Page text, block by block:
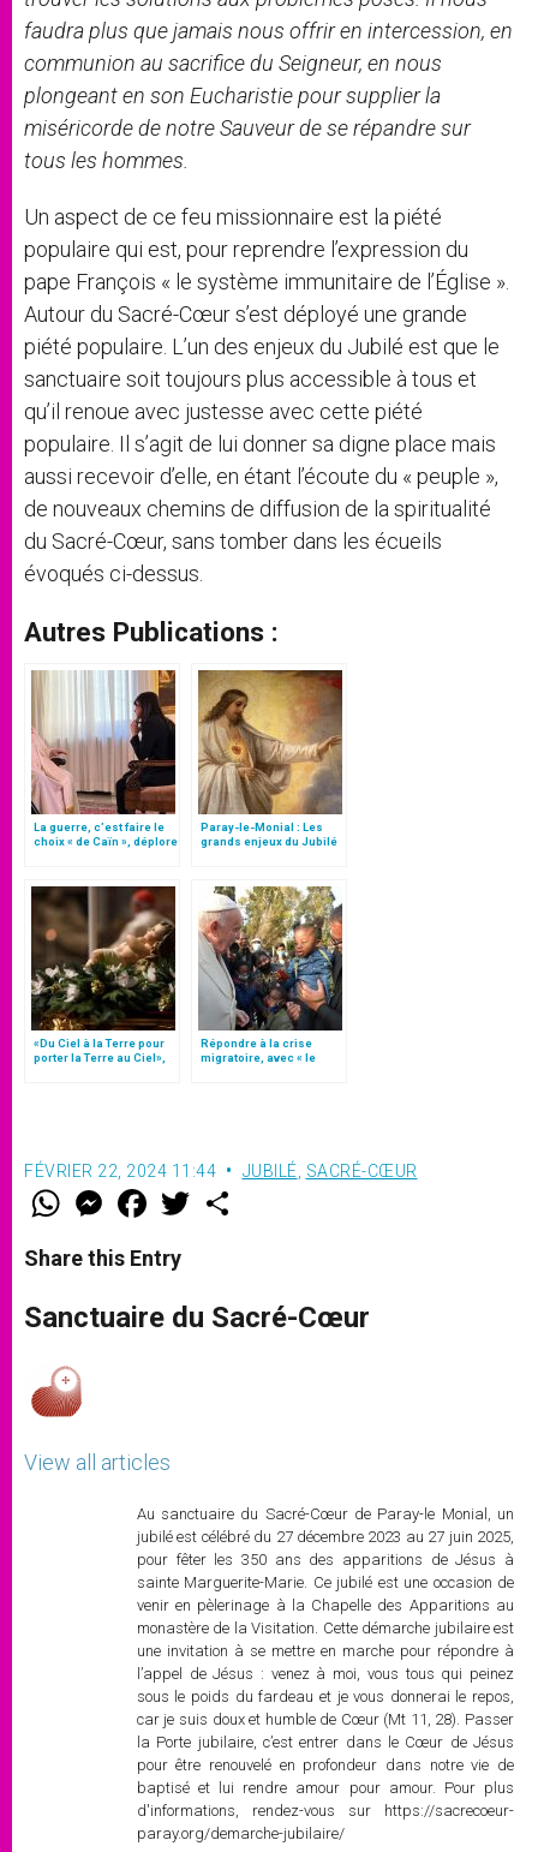
faudra plus que jamais nous offrir en intercession, en
communion au sacrifice du Seigneur, en nous
plongeant en son Eucharistie pour supplier la
miséricorde de notre Sauveur de se répandre sur
tous les hommes.
Un aspect de ce feu missionnaire est la piété
populaire qui est, pour reprendre l’expression du
pape François « le système immunitaire de l’Église ».
Autour du Sacré-Cœur s’est déployé une grande
piété populaire. L’un des enjeux du Jubilé est que le
sanctuaire soit toujours plus accessible à tous et
qu’il renoue avec justesse avec cette piété
populaire. Il s’agit de lui donner sa digne place mais
aussi recevoir d’elle, en étant l’écoute du « peuple »,
de nouveaux chemins de diffusion de la spiritualité
du Sacré-Cœur, sans tomber dans les écueils
évoqués ci-dessus.
Autres Publications :
La guerre, c’est faire le
choix « de Caïn », déplore
Paray-le-Monial : Les
grands enjeux du Jubilé
«Du Ciel à la Terre pour
porter la Terre au Ciel»,
Répondre à la crise
migratoire, avec « le
FÉVRIER 22, 2024 11:44 JUBILÉ SACRÉ-CŒUR
W
t
s
p
p
M
e
s
e
g
e
F
a
e
b
o
k
w
r
Share this Entry
Sanctuaire du Sacré-Cœur
View all articles
Au sanctuaire du Sacré-Cœur de Paray-le Monial, un
jubilé est célébré du 27 décembre 2023 au 27 juin 2025,
pour fêter les 350 ans des apparitions de Jésus à
sainte Marguerite-Marie. Ce jubilé est une occasion de
venir en pèlerinage à la Chapelle des Apparitions au
monastère de la Visitation. Cette démarche jubilaire est
une invitation à se mettre en marche pour répondre à
l’appel de Jésus : venez à moi, vous tous qui peinez
sous le poids du fardeau et je vous donnerai le repos,
car je suis doux et humble de Cœur (Mt 11, 28). Passer
la Porte jubilaire, c’est entrer dans le Cœur de Jésus
pour être renouvelé en profondeur dans notre vie de
baptisé et lui rendre amour pour amour. Pour plus
d'informations, rendez-vous sur https://sacrecoeur-
paray.org/demarche-jubilaire/